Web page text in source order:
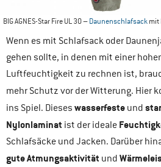
BIG AGNES-Star Fire UL 30 –Daunenschlafsackmit
Wenn es mit Schlafsack oder
gehen sollte, in denen mit einer
Luftfeuchtigkeit zu rechnen ist,
mehr Schutz vor der Witterung. Hier
ins Spiel. Dieses wasserfeste und
Nylonlaminat ist der ideale
Schlafsäcke und Jacken. Darüber
gute Atmungsaktivität und